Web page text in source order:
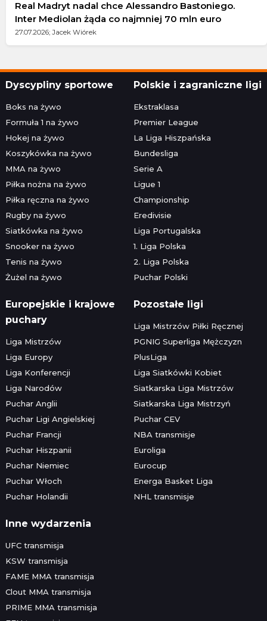
Real Madryt nadal chce Alessandro Bastoniego.
Inter Mediolan żąda co najmniej 70 mln euro
27.07.2026; Jacek Wiórek
Dyscypliny sportowe
Boks na żywo
Formuła 1 na żywo
Hokej na żywo
Koszykówka na żywo
MMA na żywo
Piłka nożna na żywo
Piłka ręczna na żywo
Rugby na żywo
Siatkówka na żywo
Snooker na żywo
Tenis na żywo
Żużel na żywo
Polskie i zagraniczne ligi
Ekstraklasa
Premier League
La Liga Hiszpańska
Bundesliga
Serie A
Ligue 1
Championship
Eredivisie
Liga Portugalska
1. Liga Polska
2. Liga Polska
Puchar Polski
Europejskie i krajowe
puchary
Liga Mistrzów
Liga Europy
Liga Konferencji
Liga Narodów
Puchar Anglii
Puchar Ligi Angielskiej
Puchar Francji
Puchar Hiszpanii
Puchar Niemiec
Puchar Włoch
Puchar Holandii
Pozostałe ligi
Liga Mistrzów Piłki Ręcznej
PGNIG Superliga Mężczyzn
PlusLiga
Liga Siatkówki Kobiet
Siatkarska Liga Mistrzów
Siatkarska Liga Mistrzyń
Puchar CEV
NBA transmisje
Euroliga
Eurocup
Energa Basket Liga
NHL transmisje
Inne wydarzenia
UFC transmisja
KSW transmisja
FAME MMA transmisja
Clout MMA transmisja
PRIME MMA transmisja